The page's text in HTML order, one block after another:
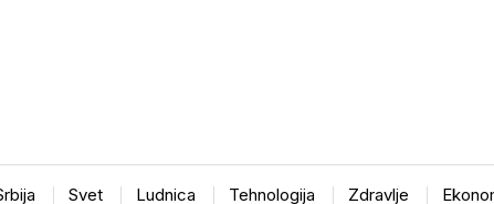
Svet Ludnica Tehnologija Zdravlje